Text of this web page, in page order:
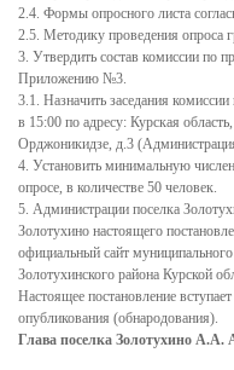
Депутаты
Администрация
2.4. Формы опросного листа
2.5. Методику проведения
3. Утвердить состав комиссии по
Приложению №3.
3.1. Назначить заседания
в 15:00 по адресу: Курская
Орджоникидзе, д.3
4. Установить минимальную
опросе, в количестве 50 человек.
5. Администрации поселка
Золотухино настоящего
официальный сайт
Золотухинского района Курской
Настоящее постановление
опубликования (обнародования).
Глава поселка Золотухино А.А.